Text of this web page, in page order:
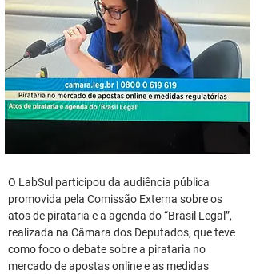
O LabSul participou da audiência pública
promovida pela Comissão Externa sobre os
atos de pirataria e a agenda do “Brasil Legal”,
realizada na Câmara dos Deputados, que teve
como foco o debate sobre a pirataria no
mercado de apostas online e as medidas